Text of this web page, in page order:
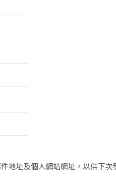
地址及個人網站網址，以供下次